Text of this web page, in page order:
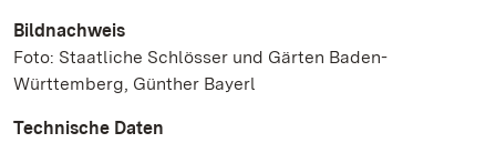
Bildnachweis
Foto: Staatliche Schlösser und Gärten Baden-
Württemberg, Günther Bayerl
Technische Daten